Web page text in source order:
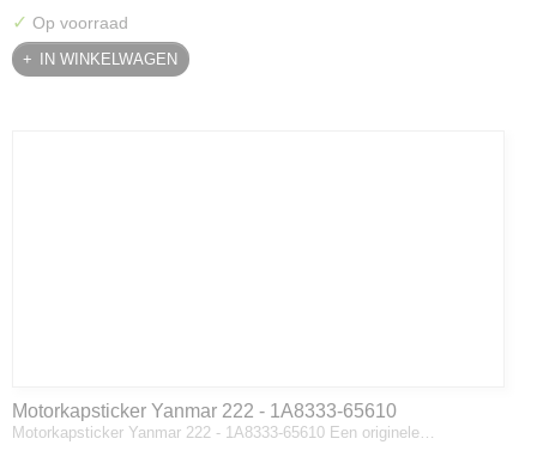
✓ Op voorraad
IN WINKELWAGEN
Motorkapsticker Yanmar 222 - 1A8333-65610
Motorkapsticker Yanmar 222 - 1A8333-65610 Een originele…